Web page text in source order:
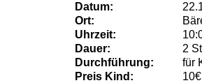
Datum:
Ort:
Uhrzeit:
Dauer:
2
Durchführung:
für
Preis Kind: